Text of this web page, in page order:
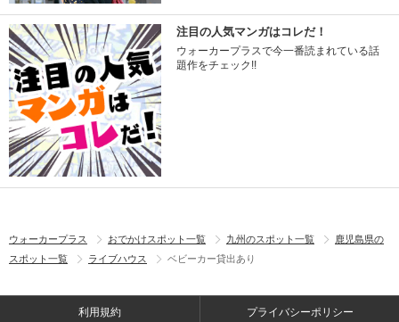
注目の人気マンガはコレだ！
ウォーカープラスで今一番読まれている話
題作をチェック!!
ウォーカープラス おでかけスポット一覧 九州のスポット一覧
鹿児島県の
スポット一覧
ライブハウス ベビーカー貸出あり
利用規約 プライバシーポリシー